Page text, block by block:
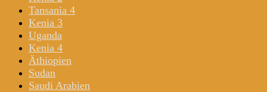
Tansania 4
Kenia 3
Uganda
Kenia 4
Äthiopien
Sudan
Saudi Arabien